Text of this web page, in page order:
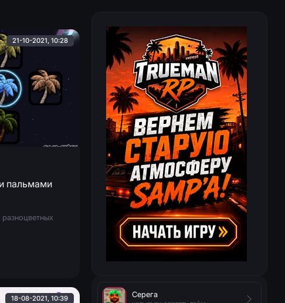
21-10-2021, 10:28
пальмами
18-08-2021, 10:39 Серега